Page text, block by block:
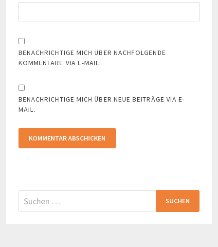
BENACHRICHTIGE MICH ÜBER NACHFOLGENDE
KOMMENTARE VIA E-MAIL.
BENACHRICHTIGE MICH ÜBER NEUE BEITRÄGE VIA E-
MAIL.
Suchen
nach: